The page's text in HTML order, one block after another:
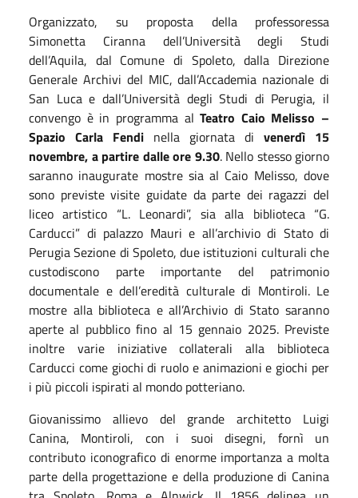
Organizzato, su proposta della professoressa
Simonetta Ciranna dell’Università degli Studi
dell’Aquila, dal Comune di Spoleto, dalla Direzione
Generale Archivi del MIC, dall’Accademia nazionale di
San Luca e dall’Università degli Studi di Perugia, il
convengo è in programma alTeatro Caio Melisso –
Spazio Carla Fendi nella giornata di venerdì 15
novembre, a partire dalle ore 9.30. Nello stesso giorno
saranno inaugurate mostre sia al Caio Melisso, dove
sono previste visite guidate da parte dei ragazzi del
liceo artistico “L. Leonardi”, sia alla biblioteca “G.
Carducci” di palazzo Mauri e all’archivio di Stato di
Perugia Sezione di Spoleto, due istituzioni culturali che
custodiscono parte importante del patrimonio
documentale e dell’eredità culturale di Montiroli. Le
mostre alla biblioteca e all’Archivio di Stato saranno
aperte al pubblico fino al 15 gennaio 2025. Previste
inoltre varie iniziative collaterali alla biblioteca
Carducci come giochi di ruolo e animazioni e giochi per
i più piccoli ispirati al mondo potteriano.
Giovanissimo allievo del grande architetto Luigi
Canina, Montiroli, con i suoi disegni, fornì un
contributo iconografico di enorme importanza a molta
parte della progettazione e della produzione di Canina